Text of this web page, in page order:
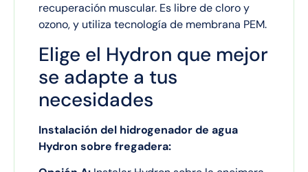
recuperación muscular. Es libre de cloro y
ozono, y utiliza tecnología de membrana PEM.
Elige el Hydron que mejor
se adapte a tus
necesidades
Instalación del hidrogenador de agua
Hydron sobre fregadera: